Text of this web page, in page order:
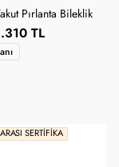
Pırlanta Bileklik
TL
SERTIFIKA